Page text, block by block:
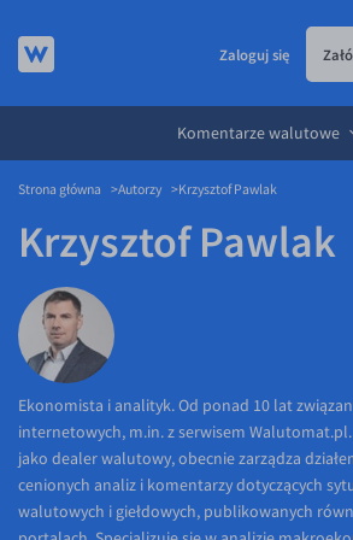
KURSY WALUT
Kursy walut
EUR/PLN
CHF/PLN
GBP/PLN
CZK/PLN
DKK/PLN
NOK/PLN
SEK/PLN
KARTA WIELOWALUTOWA
Karta wielowalutowa
PRZELEWY ZAGRANICZNE
DLA FIRM
Dla firm
API dla biznesu
Partnerstwa
Walutomat Business
Program Afiliacyjny
JAK TO DZIAŁA
Jak to działa
Prowizje i rabaty
Metody płatności
Banki i przelewy
BLOG
Blog
Aktualności
Komentarze walutowe
Zaloguj się
Komentarze walutowe
Strona główna Autorzy Krzysztof Pawlak
Krzysztof Pawlak
Ekonomista i analityk. Od ponad 10 lat
internetowych, m.in. z serwisem Walutomat.pl.
jako dealer walutowy, obecnie zarządza
cenionych analiz i komentarzy dotyczących
walutowych i giełdowych, publikowanych